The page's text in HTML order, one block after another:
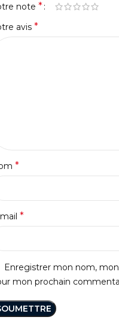
note *
avis *
*
*
Enregistrer mon nom,
mon prochain